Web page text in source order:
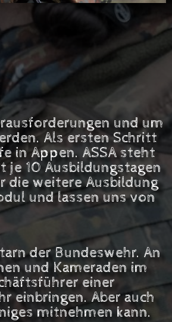
und um
Als ersten Schritt
in Appen. ASSA steht
je 10 Ausbildungstagen
die weitere Ausbildung
und lassen uns von
der Bundeswehr. An
und Kameraden im
einer
einbringen. Aber auch
mitnehmen kann.